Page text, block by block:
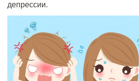
депрессии.